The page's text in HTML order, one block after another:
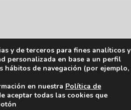
y de terceros para fines analíticos y
personalizada en base a un perfil
hábitos de navegación (por ejemplo,
en nuestra Política de
aceptar todas las cookies que